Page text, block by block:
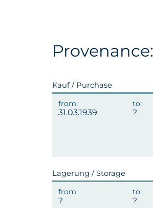
Provenance:
Kauf / Purchase
31.03.1939
Lagerung / Storage